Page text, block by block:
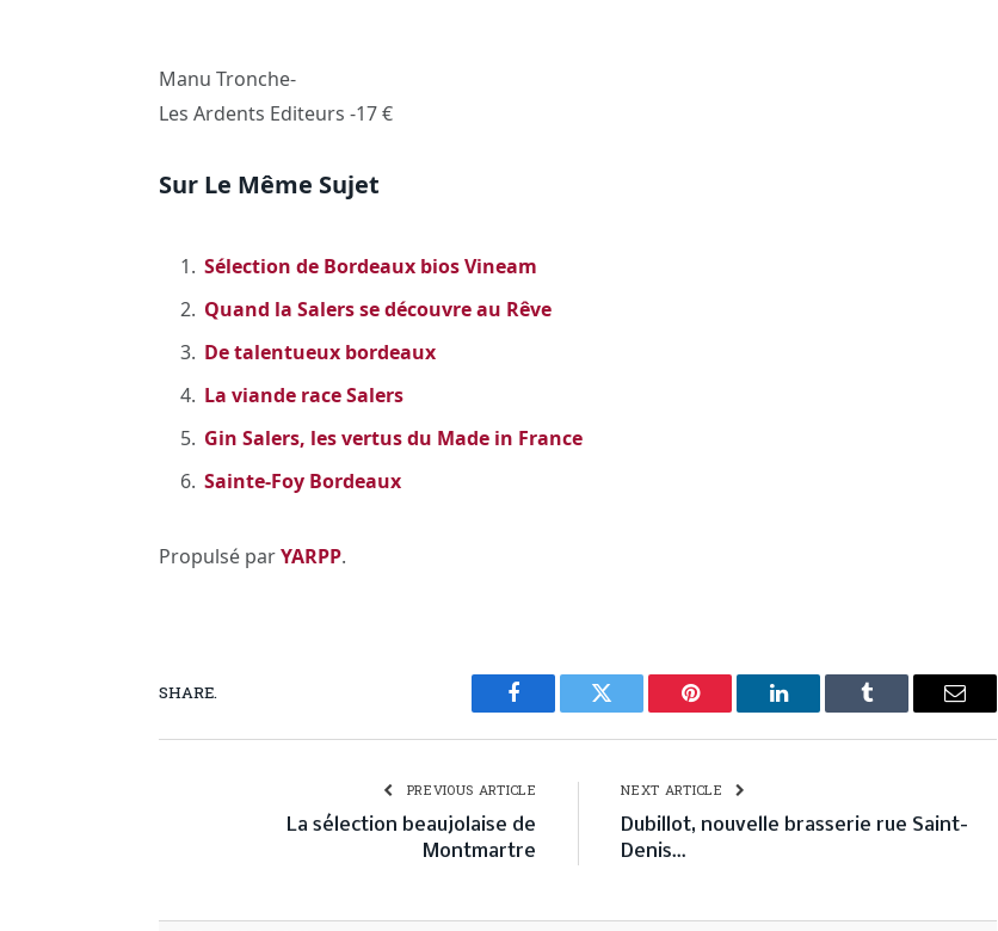
Manu Tronche-
Les Ardents Editeurs -17 €
Sur Le Même Sujet
Sélection de Bordeaux bios Vineam
Quand la Salers se découvre au Rêve
De talentueux bordeaux
La viande race Salers
Gin Salers, les vertus du Made in France
Sainte-Foy Bordeaux
Propulsé parYARPP.
SHARE.
Facebook Twitter Pinterest LinkedIn Tumblr Email
PREVIOUS ARTICLE
La sélection beaujolaise de
Montmartre
NEXT ARTICLE
Dubillot, nouvelle brasserie rue Saint-
Denis…